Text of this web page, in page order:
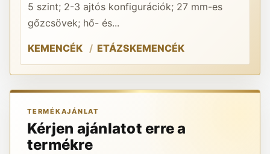
5 szint; 2-3 ajtós konfigurációk; 27 mm-es
gőzcsövek; hő- és...
KEMENCÉK ETÁZSKEMENCÉK
TERMÉKAJÁNLAT
Kérjen ajánlatot erre a
termékre